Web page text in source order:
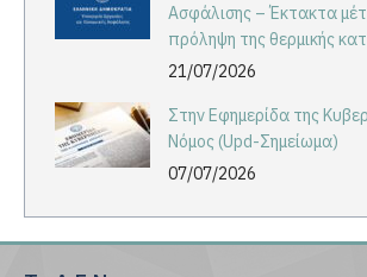
Ασφάλισης – Έκτακτα
πρόληψη της θερμικής
21/07/2026
Στην Εφημερίδα της
Νόμος (Upd-Σημείωμα)
07/07/2026